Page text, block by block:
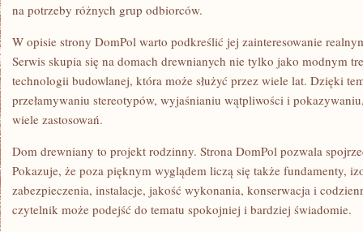
na potrzeby różnych grup odbiorców.
W opisie strony DomPol warto podkreślić jej zainteresowanie
Serwis skupia się na domach drewnianych nie tylko jako modnym
technologii budowlanej, która może służyć przez wiele lat. Dzięki
przełamywaniu stereotypów, wyjaśnianiu wątpliwości i
wiele zastosowań.
Dom drewniany to projekt rodzinny. Strona DomPol pozwala
Pokazuje, że poza pięknym wyglądem liczą się także fundamenty,
zabezpieczenia, instalacje, jakość wykonania, konserwacja i
czytelnik może podejść do tematu spokojniej i bardziej świadomie.